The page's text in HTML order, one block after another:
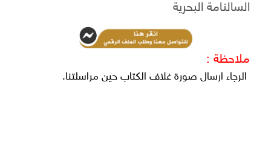
السالنامة البحرية
ملاحظة :
الرجاء ارسال صورة غلاف الكتاب حين مراسلتنا.